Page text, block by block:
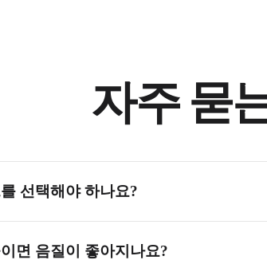
자주 묻
선택해야 하나요?
를 사용해 보세요.
면 음질이 좋아지나요?